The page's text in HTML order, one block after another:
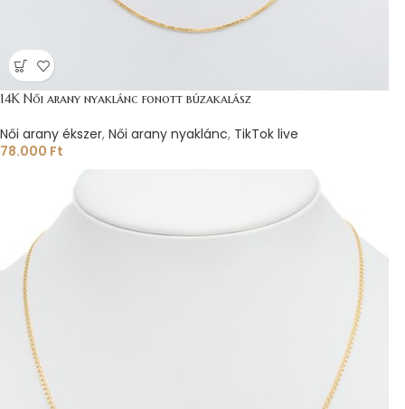
14K Női arany nyaklánc fonott búzakalász
Női arany ékszer, Női arany nyaklánc, TikTok live
78.000 Ft